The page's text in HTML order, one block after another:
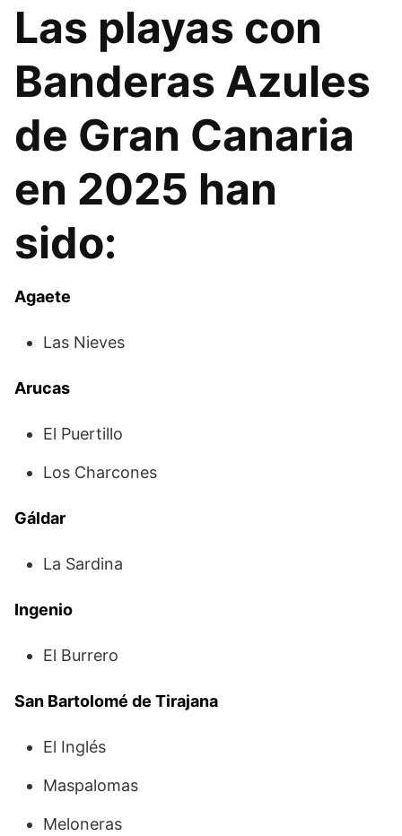
Las playas con
Banderas Azules
de Gran Canaria
en 2025 han
sido:
Agaete
Las Nieves
Arucas
El Puertillo
Los Charcones
Gáldar
La Sardina
Ingenio
El Burrero
San Bartolomé de Tirajana
El Inglés
Maspalomas
Meloneras